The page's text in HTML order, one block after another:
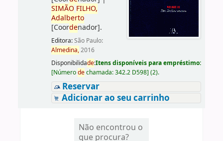
SIMÃO FILHO,
Adalberto
[Coordenador].
Editora:São Paulo:
Almedina,2016
Disponibilidade:Itens disponíveis para empréstimo:
[Númerodechamada:342.2 D598] (2).
Reservar
Adicionar ao seu carrinho
Não encontrou o
que procura?